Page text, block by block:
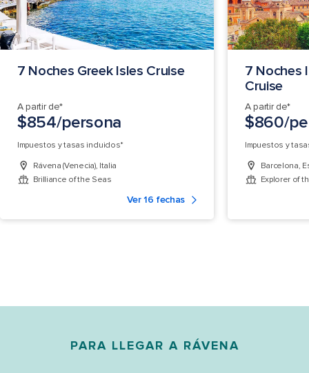
7 Noches Greek Isles Cruise
A partir de*
$854/persona
Impuestos y tasas incluidos*
Rávena (Venecia), Italia
Brilliance of the Seas
Ver 16 fechas
7 Noches
Cruise
A partir de*
$860/
Impuestos y
Barcelona,
Explorer of
PARA LLEGAR A RÁVENA